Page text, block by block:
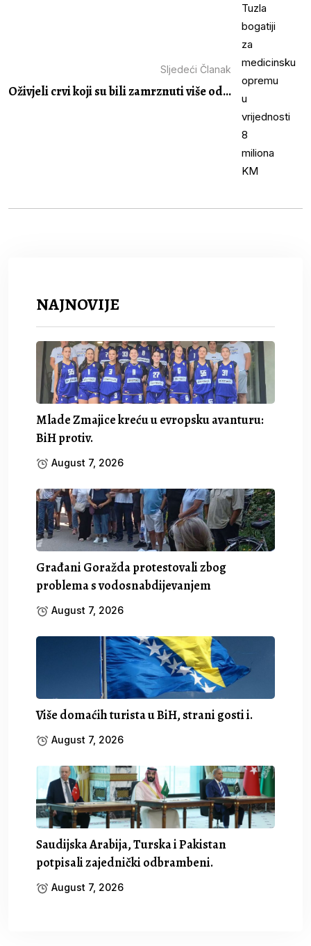
Sljedeći Članak
Oživjeli crvi koji su bili zamrznuti više od...
NAJNOVIJE
Mlade Zmajice kreću u evropsku avanturu:
BiH protiv.
August 7, 2026
Građani Goražda protestovali zbog
problema s vodosnabdijevanjem
August 7, 2026
Više domaćih turista u BiH, strani gosti i.
August 7, 2026
Saudijska Arabija, Turska i Pakistan
potpisali zajednički odbrambeni.
August 7, 2026